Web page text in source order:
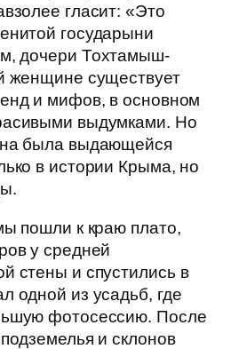
гласит: «Это
государыни
дочери Тохтамыш-
женщине существует
и мифов, в основном
выдумками. Но
была выдающейся
в истории Крыма, но
пошли к краю плато,
у средней
стены и спустились в
одной из усадьб, где
фотосессию. После
и склонов